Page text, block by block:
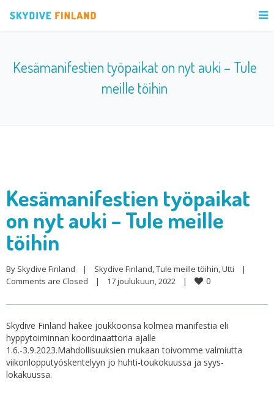
Kesämanifestien työpaikat on nyt auki – Tule
meille töihin
Kesämanifestien työpaikat
on nyt auki – Tule meille
töihin
By Skydive Finland | Skydive Finland, Tule meille töihin, Utti
|
Comments are Closed
| 17 joulukuun, 2022 | 0
Skydive Finland hakee joukkoonsa kolmea manifestia eli
hyppytoiminnan koordinaattoria ajalle
1.6.-3.9.2023.Mahdollisuuksien mukaan toivomme valmiutta
viikonlopputyöskentelyyn jo huhti-toukokuussa ja syys-
lokakuussa.